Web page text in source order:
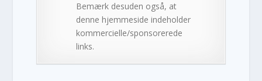
Bemærk desuden også, at
denne hjemmeside indeholder
kommercielle/sponsorerede
links.